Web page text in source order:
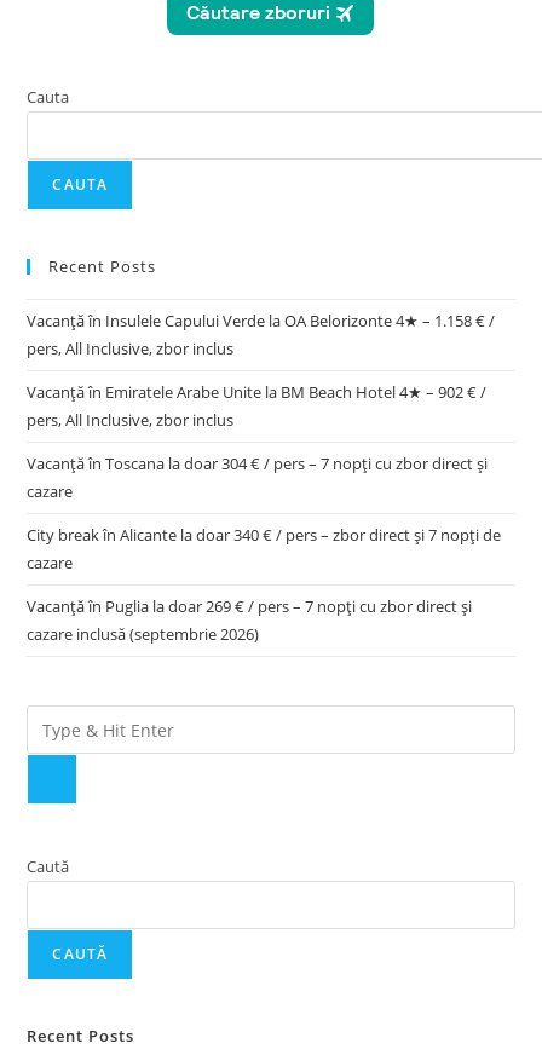
Cauta
CAUTA
Recent Posts
Vacanță în Insulele Capului Verde la OA Belorizonte 4★ – 1.158 € /
pers, All Inclusive, zbor inclus
Vacanță în Emiratele Arabe Unite la BM Beach Hotel 4★ – 902 € /
pers, All Inclusive, zbor inclus
Vacanță în Toscana la doar 304 € / pers – 7 nopți cu zbor direct și
cazare
City break în Alicante la doar 340 € / pers – zbor direct și 7 nopți de
cazare
Vacanță în Puglia la doar 269 € / pers – 7 nopți cu zbor direct și
cazare inclusă (septembrie 2026)
Caută
CAUTĂ
Recent Posts